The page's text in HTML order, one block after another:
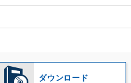
ダウンロード